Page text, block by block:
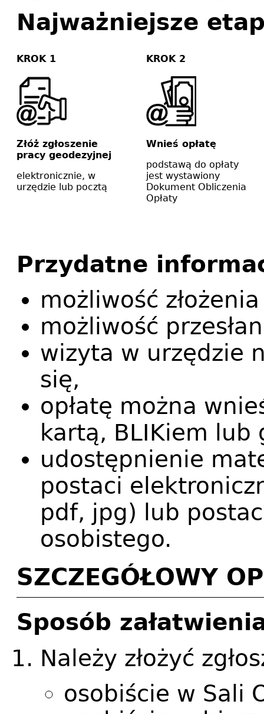
Najważniejsze
KROK 1
Złóż zgłoszenie
pracy geodezyjnej
elektronicznie, w
urzędzie lub pocztą
KROK 2
Wnieś opłatę
podstawą do opłaty
jest wystawiony
Dokument Obliczenia
Opłaty
Przydatne
możliwość
możliwość
wizyta w urzędzie
się,
opłatę można
kartą, BLIKiem lub
udostępnienie
postaci
pdf, jpg) lub
osobistego.
SZCZEGÓŁOWY
Sposób
Należy złożyć
osobiście w Sali